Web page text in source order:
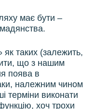
має бути –
як таких (залежить,
що з нашим
поява в
належним чином
терміни виконати
хоч трохи